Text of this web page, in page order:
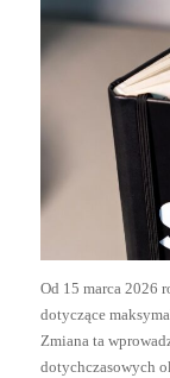
Od 15 marca 2026
dotyczące
Zmiana ta
dotychczasowych